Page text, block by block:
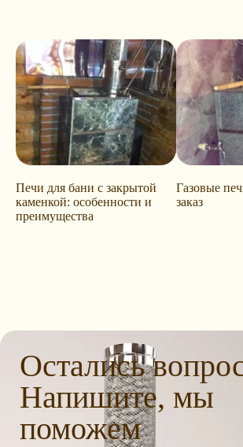
Печи для бани с закрытой
каменкой: особенности и
преимущества
Газовые
заказ
Остались
Напишите, мы
поможем